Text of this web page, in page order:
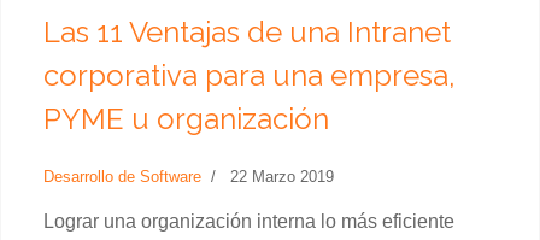
Las 11 Ventajas de una Intranet
corporativa para una empresa,
PYME u organización
Desarrollo de Software 22 Marzo 2019
Lograr una organización interna lo más eficiente